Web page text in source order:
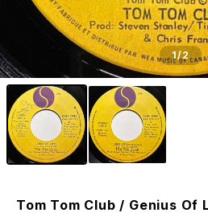
1/2
Tom Tom Club / Genius Of